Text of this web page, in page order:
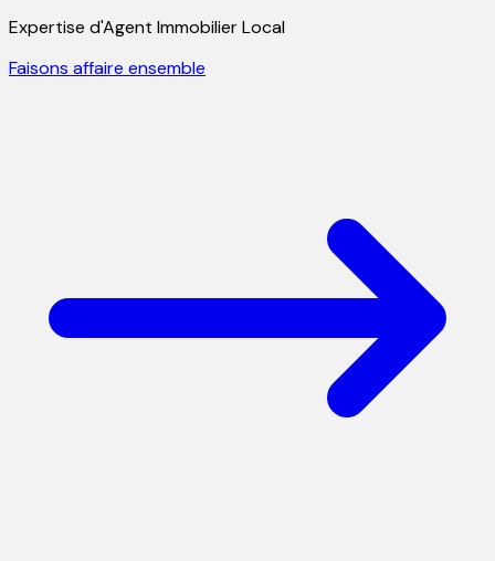
Expertise d'Agent Immobilier Local
Faisons affaire ensemble